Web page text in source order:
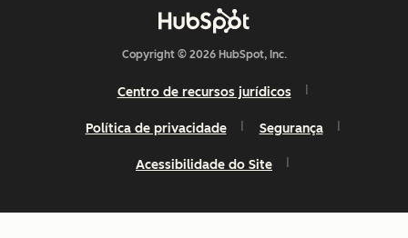
Copyright © 2026 HubSpot, Inc.
Centro de recursos jurídicos
Política de privacidade Segurança
Acessibilidade do Site